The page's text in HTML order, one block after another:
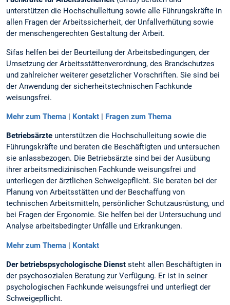
unterstützen die Hochschulleitung sowie alle Führungskräfte in
allen Fragen der Arbeitssicherheit, der Unfallverhütung sowie
der menschengerechten Gestaltung der Arbeit.
Sifas helfen bei der Beurteilung der Arbeitsbedingungen, der
Umsetzung der Arbeitsstättenverordnung, des Brandschutzes
und zahlreicher weiterer gesetzlicher Vorschriften. Sie sind bei
der Anwendung der sicherheitstechnischen Fachkunde
weisungsfrei.
Mehr zum Thema | Kontakt | Fragen zum Thema
Betriebsärzte unterstützen die Hochschulleitung sowie die
Führungskräfte und beraten die Beschäftigten und untersuchen
sie anlassbezogen. Die Betriebsärzte sind bei der Ausübung
ihrer arbeitsmedizinischen Fachkunde weisungsfrei und
unterliegen der ärztlichen Schweigepflicht. Sie beraten bei der
Planung von Arbeitsstätten und der Beschaffung von
technischen Arbeitsmitteln, persönlicher Schutzausrüstung, und
bei Fragen der Ergonomie. Sie helfen bei der Untersuchung und
Analyse arbeitsbedingter Unfälle und Erkrankungen.
Mehr zum Thema | Kontakt
Der betriebspsychologische Dienst steht allen Beschäftigten in
der psychosozialen Beratung zur Verfügung. Er ist in seiner
psychologischen Fachkunde weisungsfrei und unterliegt der
Schweigepflicht.